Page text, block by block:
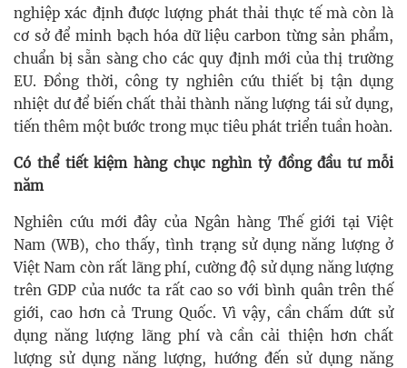
nghiệp xác định được lượng phát thải thực tế mà còn là
cơ sở để minh bạch hóa dữ liệu carbon từng sản phẩm,
chuẩn bị sẵn sàng cho các quy định mới của thị trường
EU. Đồng thời, công ty nghiên cứu thiết bị tận dụng
nhiệt dư để biến chất thải thành năng lượng tái sử dụng,
tiến thêm một bước trong mục tiêu phát triển tuần hoàn.
Có thể tiết kiệm hàng chục nghìn tỷ đồng đầu tư mỗi
năm
Nghiên cứu mới đây của Ngân hàng Thế giới tại Việt
Nam (WB), cho thấy, tình trạng sử dụng năng lượng ở
Việt Nam còn rất lãng phí, cường độ sử dụng năng lượng
trên GDP của nước ta rất cao so với bình quân trên thế
giới, cao hơn cả Trung Quốc. Vì vậy, cần chấm dứt sử
dụng năng lượng lãng phí và cần cải thiện hơn chất
lượng sử dụng năng lượng, hướng đến sử dụng năng